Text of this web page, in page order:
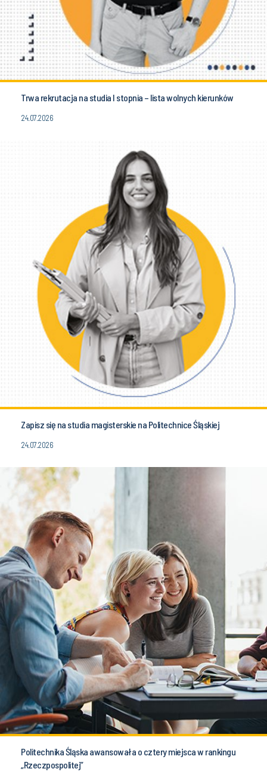
Trwa rekrutacja na studia I stopnia – lista wolnych kierunków
24.07.2026
Zapisz się na studia magisterskie na Politechnice Śląskiej
24.07.2026
Politechnika Śląska awansowała o cztery miejsca w rankingu
„Rzeczpospolitej”